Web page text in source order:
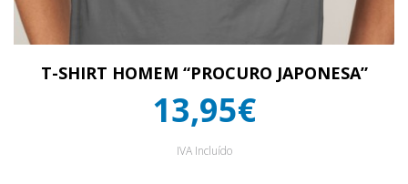
T-SHIRT HOMEM “PROCURO JAPONESA”
13,95€
IVA Incluído